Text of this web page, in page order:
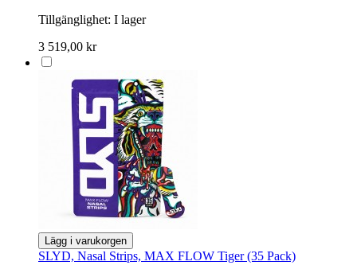
Tillgänglighet: I lager
3 519,00 kr
Lägg i varukorgen
SLYD, Nasal Strips, MAX FLOW Tiger (35 Pack)